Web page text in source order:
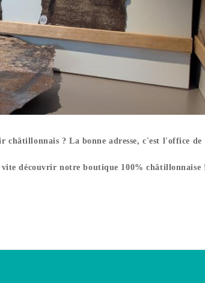
? La bonne adresse, c'est l'office de
découvrir notre boutique 100% châtillonnaise